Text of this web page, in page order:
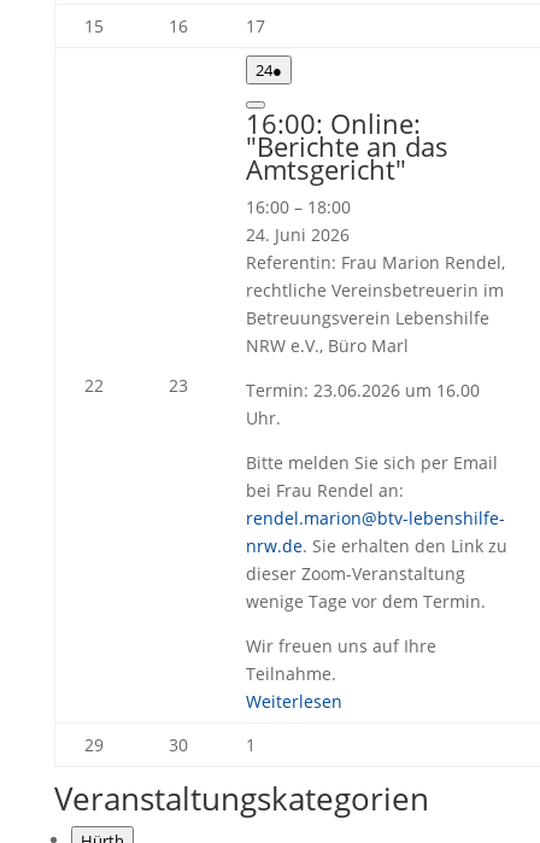
1515.
1616.
1717.
Juni
2026
2222.
2323.
2424.
Juni
2026
●(1
Veranstaltung)
Close
16:00: Online:
"Berichte an das
Amtsgericht"
16:00 – 18:00
24. Juni 2026
Referentin: Frau Marion Rendel,
rechtliche Vereinsbetreuerin im
Betreuungsverein Lebenshilfe
NRW e.V., Büro Marl
Termin: 23.06.2026 um 16.00
Uhr.
Bitte melden Sie sich per Email
bei Frau Rendel an:
rendel.marion@btv-lebenshilfe-
nrw.de. Sie erhalten den Link zu
dieser Zoom-Veranstaltung
wenige Tage vor dem Termin.
Wir freuen uns auf Ihre
Teilnahme.
Weiterlesen
2929.
2026
3030.
2026
1
2026
Veranstaltungskategorien